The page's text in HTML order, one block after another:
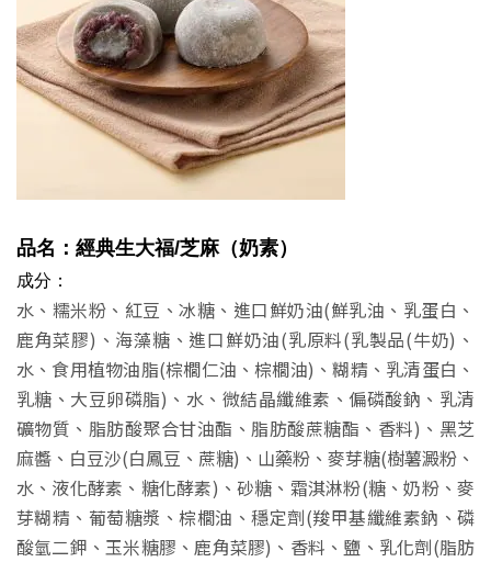
品名：經典生大福/芝麻（奶素）
成分：
水、糯米粉、紅豆、冰糖、進口鮮奶油(鮮乳油、乳蛋白、
鹿角菜膠)、海藻糖、進口鮮奶油(乳原料(乳製品(牛奶)、
水、食用植物油脂(棕櫚仁油、棕櫚油)、糊精、乳清蛋白、
乳糖、大豆卵磷脂)、水、微結晶纖維素、偏磷酸鈉、乳清
礦物質、脂肪酸聚合甘油酯、脂肪酸蔗糖酯、香料)、黑芝
麻醬、白豆沙(白鳳豆、蔗糖)、山藥粉、麥芽糖(樹薯澱粉、
水、液化酵素、糖化酵素)、砂糖、霜淇淋粉(糖、奶粉、麥
芽糊精、葡萄糖漿、棕櫚油、穩定劑(羧甲基纖維素鈉、磷
酸氫二鉀、玉米糖膠、鹿角菜膠)、香料、鹽、乳化劑(脂肪